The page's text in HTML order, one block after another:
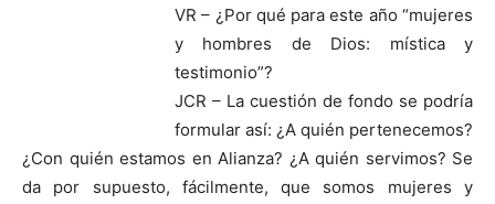
VR – ¿Por qué para este año “mujeres
y hombres de Dios: mística y
testimonio”?
JCR – La cuestión de fondo se podría
formular así: ¿A quién pertenecemos?
¿Con quién estamos en Alianza? ¿A quién servimos? Se
da por supuesto, fácilmente, que somos mujeres y